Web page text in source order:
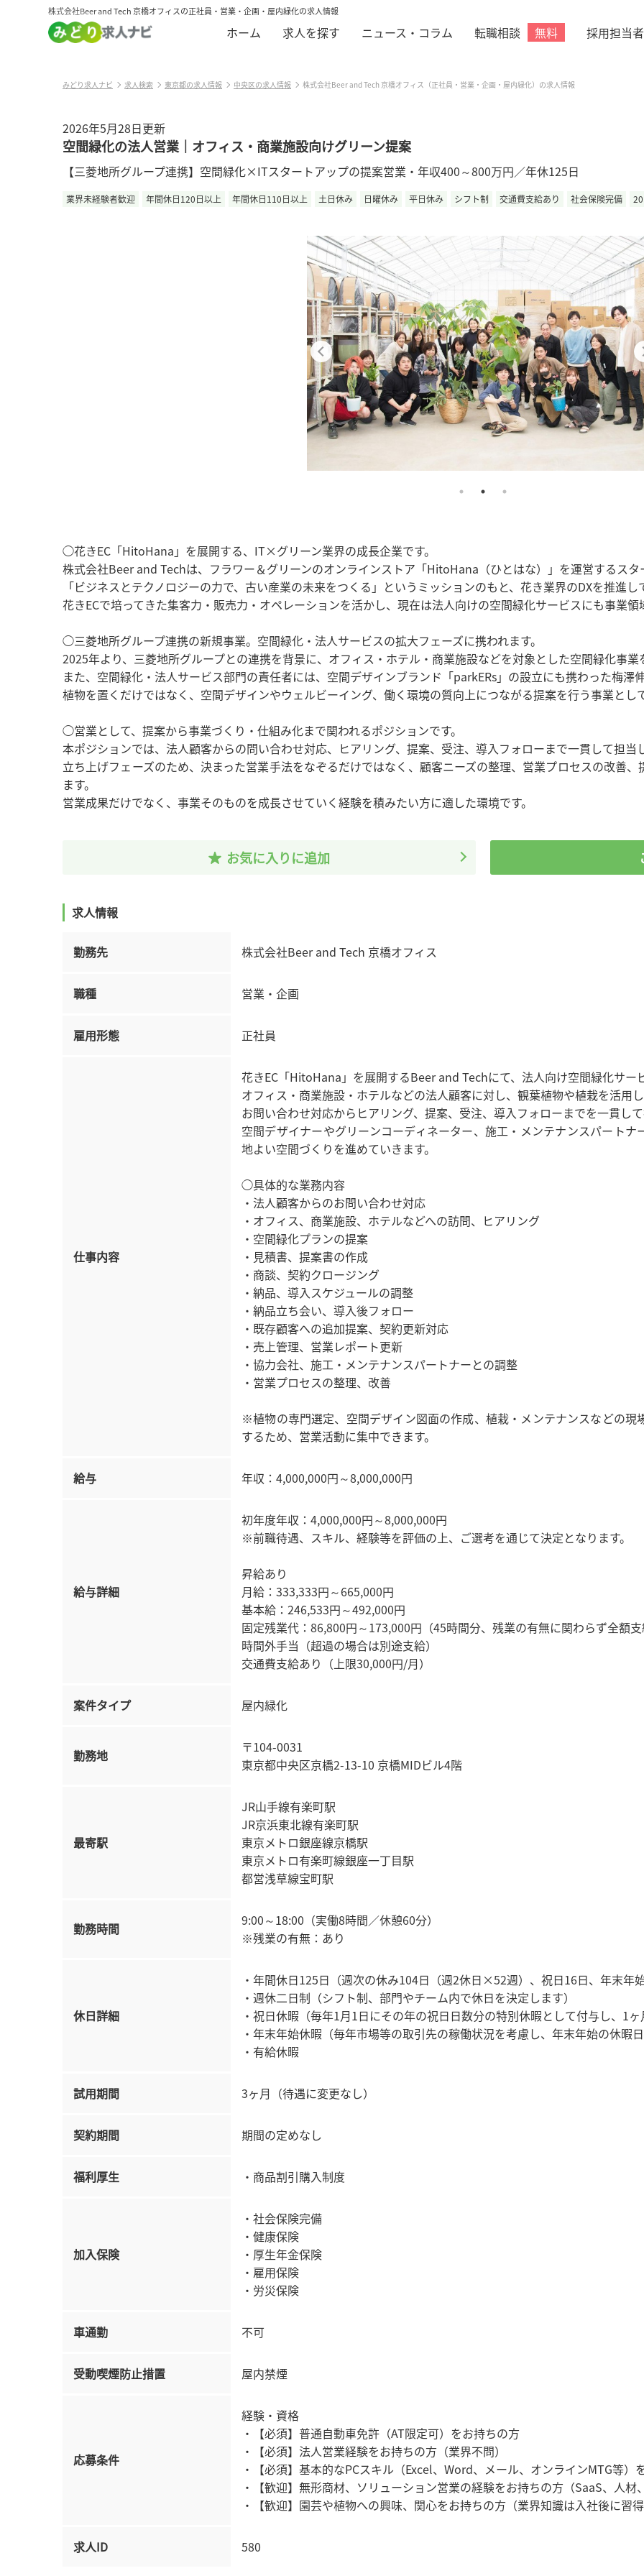
株式会社Beer and Tech 京橋オフィスの正社員・営業・企画・屋内緑化の求人情報
ホーム 求人を探す ニュース・コラム 転職相談 無料 採用担当
みどり求人ナビ 求人検索 東京都の求人情報 中央区の求人情報 株式会社Beer and Tech 京橋オフィス（正社員・営業・企画・屋内緑化）の求人情報
2026年5月28日更新
空間緑化の法人営業｜オフィス・商業施設向けグリーン提案
【三菱地所グループ連携】空間緑化×ITスタートアップの提案営業・年収400～800万円／年休125日
業界未経験者歓迎 年間休日120日以上 年間休日110日以上 土日休み 日曜休み 平日休み シフト制 交通費支給あり 社会保険完備
◯花きEC「HitoHana」を展開する、IT×グリーン業界の成長企業です。
株式会社Beer and Techは、フラワー＆グリーンのオンラインストア「HitoHana（ひとはな）」を運営するスタ
「ビジネスとテクノロジーの力で、古い産業の未来をつくる」というミッションのもと、花き業界のDXを推進し
花きECで培ってきた集客力・販売力・オペレーションを活かし、現在は法人向けの空間緑化サービスにも事業領
◯三菱地所グループ連携の新規事業。空間緑化・法人サービスの拡大フェーズに携われます。
2025年より、三菱地所グループとの連携を背景に、オフィス・ホテル・商業施設などを対象とした空間緑化事
また、空間緑化・法人サービス部門の責任者には、空間デザインブランド「parkERs」の設立にも携わった梅澤
植物を置くだけではなく、空間デザインやウェルビーイング、働く環境の質向上につながる提案を行う事業とし
◯営業として、提案から事業づくり・仕組み化まで関われるポジションです。
本ポジションでは、法人顧客からの問い合わせ対応、ヒアリング、提案、受注、導入フォローまで一貫して担当
立ち上げフェーズのため、決まった営業手法をなぞるだけではなく、顧客ニーズの整理、営業プロセスの改善
ます。
営業成果だけでなく、事業そのものを成長させていく経験を積みたい方に適した環境です。
お気に入りに追加
求人情報
勤務先 株式会社Beer and Tech 京橋オフィス
職種 営業・企画
雇用形態 正社員
仕事内容
花きEC「HitoHana」を展開するBeer and Techにて、法人向け空間緑化サー
オフィス・商業施設・ホテルなどの法人顧客に対し、観葉植物や植栽を活用
お問い合わせ対応からヒアリング、提案、受注、導入フォローまでを一貫し
空間デザイナーやグリーンコーディネーター、施工・メンテナンスパート
地よい空間づくりを進めていきます。
◯具体的な業務内容
・法人顧客からのお問い合わせ対応
・オフィス、商業施設、ホテルなどへの訪問、ヒアリング
・空間緑化プランの提案
・見積書、提案書の作成
・商談、契約クロージング
・納品、導入スケジュールの調整
・納品立ち会い、導入後フォロー
・既存顧客への追加提案、契約更新対応
・売上管理、営業レポート更新
・協力会社、施工・メンテナンスパートナーとの調整
・営業プロセスの整理、改善
※植物の専門選定、空間デザイン図面の作成、植栽・メンテナンスなどの
するため、営業活動に集中できます。
給与 年収：4,000,000円～8,000,000円
給与詳細
初年度年収：4,000,000円～8,000,000円
※前職待遇、スキル、経験等を評価の上、ご選考を通じて決定となります。
昇給あり
月給：333,333円～665,000円
基本給：246,533円～492,000円
固定残業代：86,800円～173,000円（45時間分、残業の有無に関わらず全額
時間外手当（超過の場合は別途支給）
交通費支給あり（上限30,000円/月）
案件タイプ 屋内緑化
勤務地
〒104-0031
東京都中央区京橋2-13-10 京橋MIDビル4階
最寄駅
JR山手線有楽町駅
JR京浜東北線有楽町駅
東京メトロ銀座線京橋駅
東京メトロ有楽町線銀座一丁目駅
都営浅草線宝町駅
勤務時間
9:00～18:00（実働8時間／休憩60分）
※残業の有無：あり
休日詳細
・年間休日125日（週次の休み104日（週2休日×52週）、祝日16日、年末年
・週休二日制（シフト制、部門やチーム内で休日を決定します）
・祝日休暇（毎年1月1日にその年の祝日日数分の特別休暇として付与し、1
・年末年始休暇（毎年市場等の取引先の稼働状況を考慮し、年末年始の休暇
・有給休暇
試用期間 3ヶ月（待遇に変更なし）
契約期間 期間の定めなし
福利厚生 ・商品割引購入制度
加入保険
・社会保険完備
・健康保険
・厚生年金保険
・雇用保険
・労災保険
車通勤 不可
受動喫煙防止措置 屋内禁煙
応募条件
経験・資格
・【必須】普通自動車免許（AT限定可）をお持ちの方
・【必須】法人営業経験をお持ちの方（業界不問）
・【必須】基本的なPCスキル（Excel、Word、メール、オンラインMTG等）
・【歓迎】無形商材、ソリューション営業の経験をお持ちの方（SaaS、人
・【歓迎】園芸や植物への興味、関心をお持ちの方（業界知識は入社後に習
求人ID 580